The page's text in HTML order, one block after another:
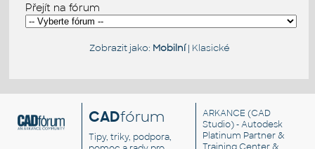
Přejít na fórum
Zobrazit jako: Mobilní| Klasické
CADfórum
Tipy, triky, podpora,
ARKANCE (CAD
Studio) - Autodesk
Platinum Partner &